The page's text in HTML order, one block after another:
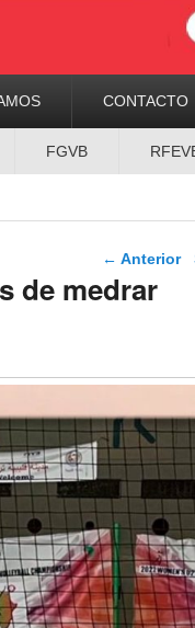
CONTACTO
FGVB
Navegador
← Anterior
de medrar